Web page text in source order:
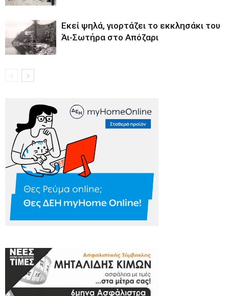
Εκεί ψηλά, γιορτάζει το εκκλησάκι του
Άι-Σωτήρα στο Απόζαρι